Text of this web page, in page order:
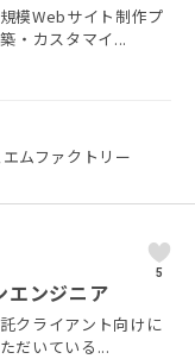
模Webサイト制作プ
・カスタマイ...
ムファクトリー
5
エンジニア
クライアント向けに
だいている...